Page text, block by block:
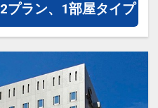
2プラン、1部屋タイプ